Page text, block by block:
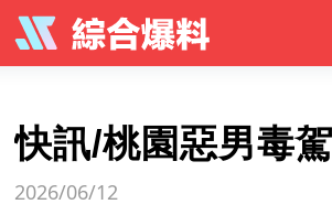
快訊/桃園惡男毒
2026/06/12